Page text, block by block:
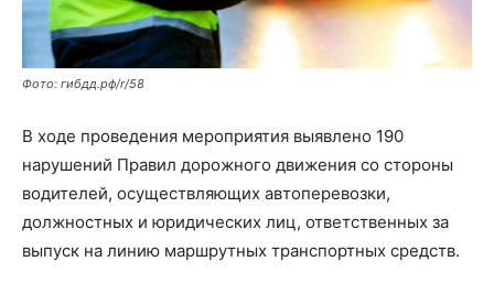
Фото: гибдд.рф/r/58
В ходе проведения мероприятия выявлено 190
нарушений Правил дорожного движения со стороны
водителей, осуществляющих автоперевозки,
должностных и юридических лиц, ответственных за
выпуск на линию маршрутных транспортных средств.